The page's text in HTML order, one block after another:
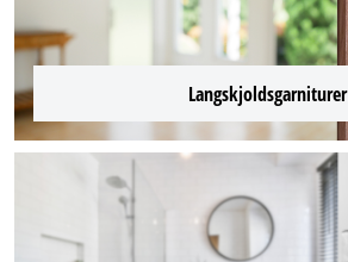
Langskjoldsgarniturer